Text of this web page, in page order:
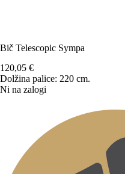
Bič Telescopic Sympa
120,05 €
Dolžina palice: 220 cm.
Ni na zalogi